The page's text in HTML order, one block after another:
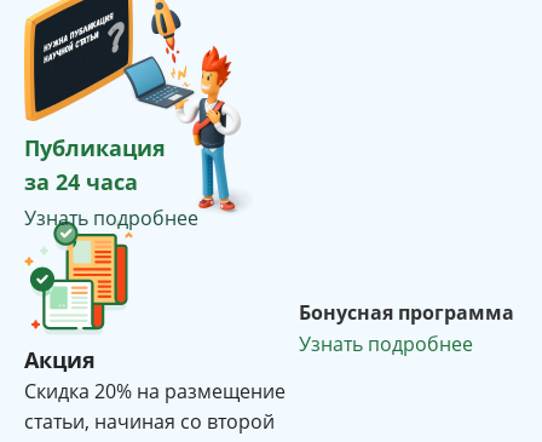
Публикация
за 24 часа
Узнать подробнее
Акция
Cкидка 20% на размещение
статьи, начиная со второй
Бонусная программа
Узнать подробнее